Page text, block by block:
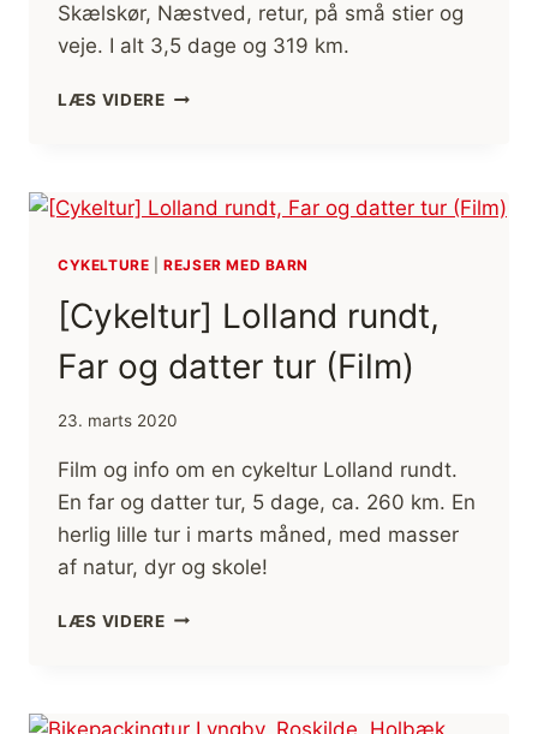
Skælskør, Næstved, retur, på små stier og
veje. I alt 3,5 dage og 319 km.
LÆS VIDERE[BIKEPACKINGTUR]
SKÆLSKØR,
NÆSTVED,
CYKELTURE |REJSER MED BARN
[Cykeltur] Lolland rundt,
Far og datter tur (Film)
23. marts 2020
Film og info om en cykeltur Lolland rundt.
En far og datter tur, 5 dage, ca. 260 km. En
herlig lille tur i marts måned, med masser
af natur, dyr og skole!
LÆS VIDERE[CYKELTUR]